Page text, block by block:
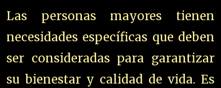
Las personas mayores tienen
necesidades específicas que deben
ser consideradas para garantizar
su bienestar y calidad de vida. Es